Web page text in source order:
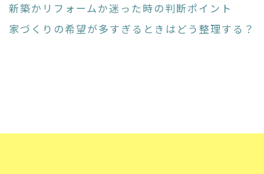
新築かリフォームか迷った時の判断ポイント
家づくりの希望が多すぎるときはどう整理する？